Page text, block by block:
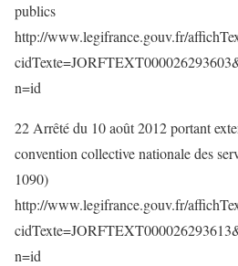
publics
http://www.legifrance.gouv.fr/
n=id
22 Arrêté du 10 août 2012 portant
convention collective nationale des
1090)
http://www.legifrance.gouv.fr/
n=id